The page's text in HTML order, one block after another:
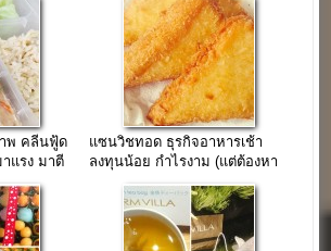
พ คลีนฟู้ด
แรง มาตี
แซนวิชทอด ธุรกิจอาหารเช้า
ลงทุนน้อย กำไรงาม (แต่ต้องหา